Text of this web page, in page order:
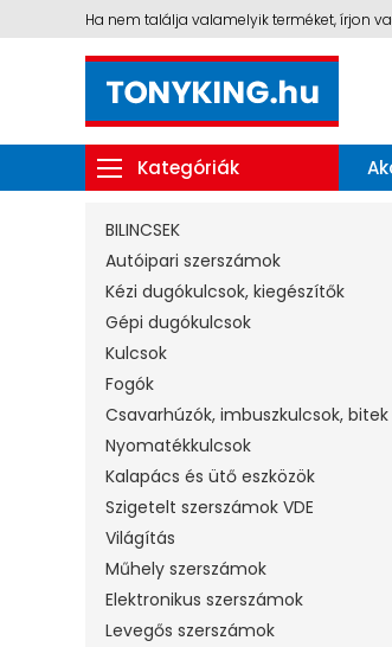
Ha nem találja valamelyik terméket, írjon
Kategóriák
BILINCSEK
Autóipari szerszámok
Kézi dugókulcsok, kiegészítők
Gépi dugókulcsok
Kulcsok
Fogók
Csavarhúzók, imbuszkulcsok, bitek
Nyomatékkulcsok
Kalapács és ütő eszközök
Szigetelt szerszámok VDE
Világítás
Műhely szerszámok
Elektronikus szerszámok
Levegős szerszámok